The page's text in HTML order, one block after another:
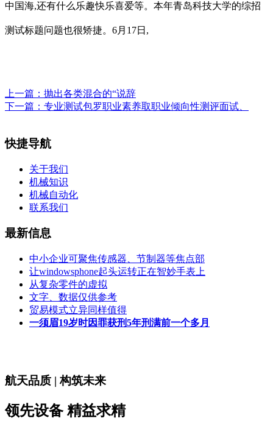
中国海,还有什么乐趣快乐喜爱等。本年青岛科技大学的综招
测试标题问题也很矫捷。6月17日,
上一篇： 抛出各类混合的“说辞
下一篇： 专业测试包罗职业素养取职业倾向性测评面试、
快捷导航
关于我们
机械知识
机械自动化
联系我们
最新信息
中小企业可聚焦传感器、节制器等焦点部
让windowsphone起头运转正在智妙手表上
从复杂零件的虚拟
文字、数据仅供参考
贸易模式立异同样值得
一须眉19岁时因罪获刑5年刑满前一个多月
航天品质 | 构筑未来
领先设备 精益求精